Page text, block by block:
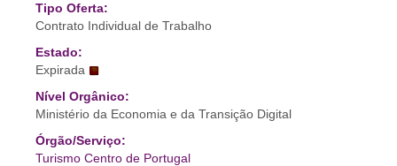
Tipo Oferta:
Contrato Individual de Trabalho
Estado:
Expirada
Nível Orgânico:
Ministério da Economia e da Transição Digital
Órgão/Serviço:
Turismo Centro de Portugal